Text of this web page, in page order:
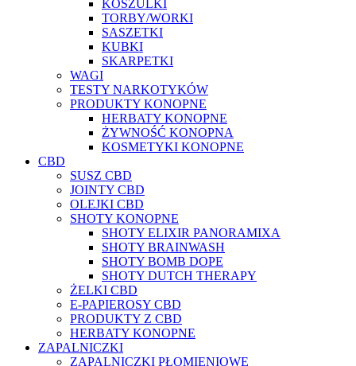
KOSZULKI
TORBY/WORKI
SASZETKI
KUBKI
SKARPETKI
WAGI
TESTY NARKOTYKÓW
PRODUKTY KONOPNE
HERBATY KONOPNE
ŻYWNOŚĆ KONOPNA
KOSMETYKI KONOPNE
CBD
SUSZ CBD
JOINTY CBD
OLEJKI CBD
SHOTY KONOPNE
SHOTY ELIXIR PANORAMIXA
SHOTY BRAINWASH
SHOTY BOMB DOPE
SHOTY DUTCH THERAPY
ŻELKI CBD
E-PAPIEROSY CBD
PRODUKTY Z CBD
HERBATY KONOPNE
ZAPALNICZKI
ZAPALNICZKI PŁOMIENIOWE